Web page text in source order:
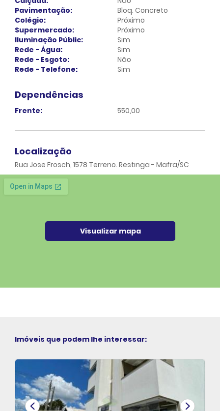
Pavimentação:
Bloq. Concreto
Colégio:
Próximo
Supermercado:
Próximo
Iluminação Públic:
Sim
Rede - Água:
Sim
Rede - Esgoto:
Não
Rede - Telefone:
Sim
Dependências
Frente: 550,00
Localização
Rua Jose Frosch, 1578 Terreno. Restinga - Mafra/SC
Visualizar mapa
Imóveis que podem lhe interessar: